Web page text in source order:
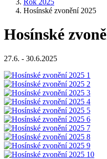
Rok 2025
Hosínské zvonění 2025
Hosínské
27.6. - 30.6.2025